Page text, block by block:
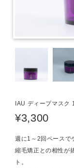
IAU ディープマスク
¥3,300
週に1～2回ペースで
縮毛矯正との相性が
ト。